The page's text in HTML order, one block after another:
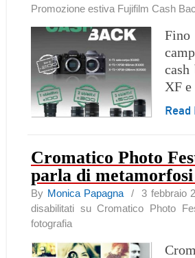
Promozione estiva Fujifilm Cash
XF
Cromatico Photo
parla di
By Monica Papagna / 3 febbraio
disabilitati su Cromatico Photo
fotografia